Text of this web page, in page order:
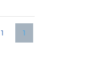
1